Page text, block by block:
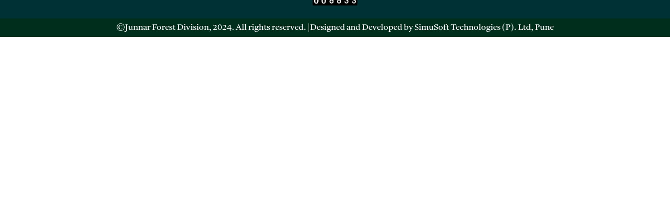
©Junnar Forest Division, 2024. All rights reserved. |Designed and Developed by SimuSoft Technologies (P). Ltd, Pune